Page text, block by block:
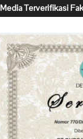
Media Terverifikasi